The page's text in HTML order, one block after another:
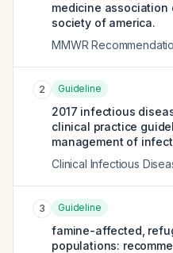
medicine
society of america.
MMWR
2 Guideline
2017 infectious
clinical practice
management of
Clinical Infectious
3 Guideline
famine-affected,
populations: